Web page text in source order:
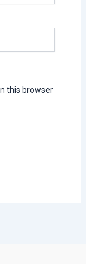
this browser